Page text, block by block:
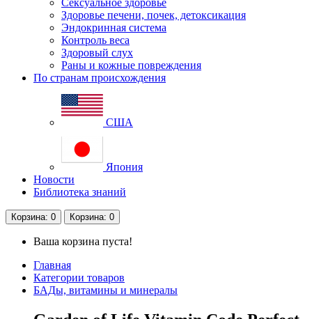
Сексуальное здоровье
Здоровье печени, почек, детоксикация
Эндокринная система
Контроль веса
Здоровый слух
Раны и кожные повреждения
По странам происхождения
США
Япония
Новости
Библиотека знаний
Корзина: 0 Корзина: 0
Ваша корзина пуста!
Главная
Категории товаров
БАДы, витамины и минералы